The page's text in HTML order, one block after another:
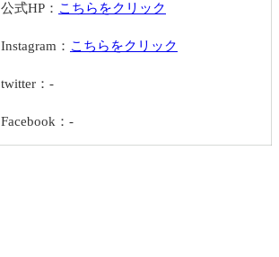
公式HP： こちらをクリック
Instagram： こちらをクリック
twitter：-
Facebook：-